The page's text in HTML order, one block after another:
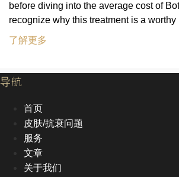
before diving into the average cost of
recognize why this treatment is a worthy
了解更多
导航
首页
皮肤/抗衰问题
服务
文章
关于我们